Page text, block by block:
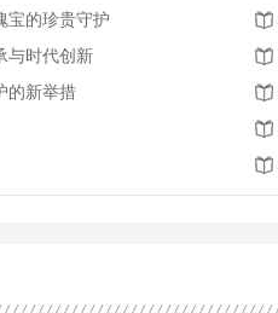
宝的珍贵守护
与时代创新
的新举措